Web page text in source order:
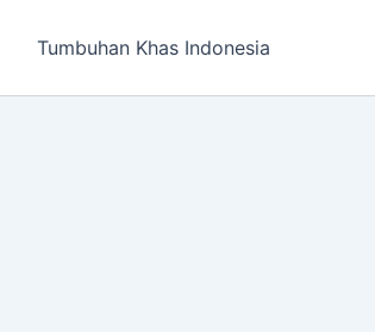
Tumbuhan Khas Indonesia